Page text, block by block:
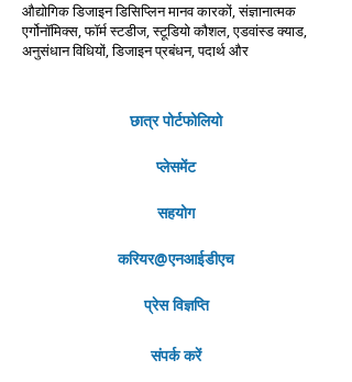
औद्योगिक डिजाइन डिसिप्लिन मानव कारकों, संज्ञानात्मक
एर्गोनॉमिक्स, फॉर्म स्टडीज, स्टूडियो कौशल, एडवांस्ड क्याड,
अनुसंधान विधियों, डिजाइन प्रबंधन, पदार्थ और
छात्र पोर्टफोलियो
प्लेसमेंट
सहयोग
करियर@एनआईडीएच
प्रेस विज्ञप्ति
संपर्क करें